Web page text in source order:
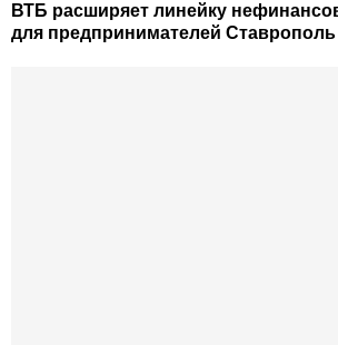
ВТБ расширяет линейку
для предпринимателей Ставрополь